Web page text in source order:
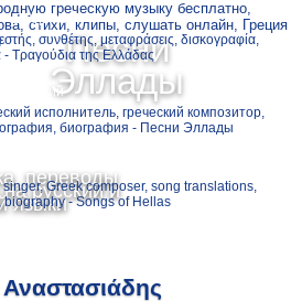
Песни
Эллады
переводы
русский и
языки
Ελληνικά
Русский